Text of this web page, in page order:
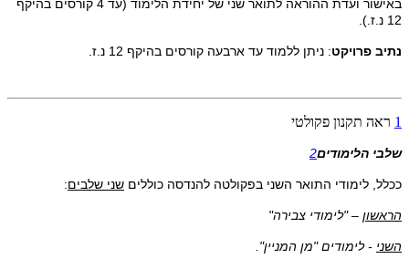
באישור ועדת ההוראה לתואר שני של יחידת הלימוד (עד 4 קורסים בהיקף
12 נ.ז.).
נתיב פרויקט: ניתן ללמוד עד ארבעה קורסים בהיקף 12 נ.ז.
1 ראה תקנון פקולטי
שלבי הלימודים2
ככלל, לימודי התואר השני בפקולטה להנדסה כוללים שני שלבים:
הראשון – "לימודי צבירה"
השני - לימודים "מן המניין".